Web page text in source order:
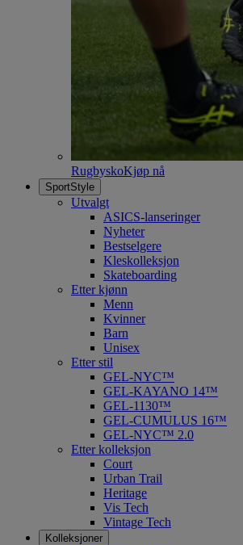
RugbyskoKjøp nå
SportStyle
Utvalgt
ASICS-lanseringer
Nyheter
Bestselgere
Kleskolleksjon
Skateboarding
Etter kjønn
Menn
Kvinner
Barn
Unisex
Etter stil
GEL-NYC™
GEL-KAYANO 14™
GEL-1130™
GEL-CUMULUS 16™
GEL-NYC™ 2.0
Etter kolleksjon
Court
Urban Trail
Heritage
Vis Tech
Vintage Tech
Kolleksjoner